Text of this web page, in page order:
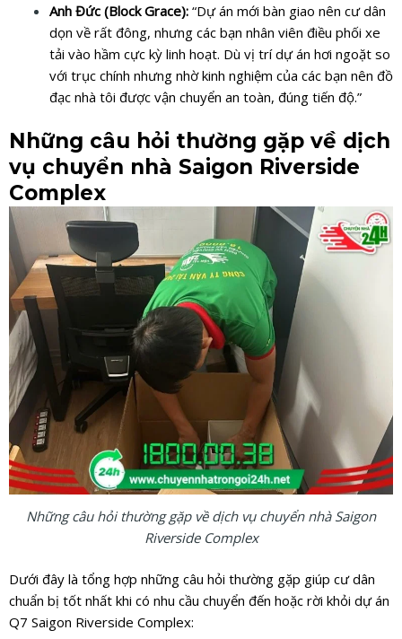
Anh Đức (Block Grace): “Dự án mới bàn giao nên cư dân
dọn về rất đông, nhưng các bạn nhân viên điều phối xe
tải vào hầm cực kỳ linh hoạt. Dù vị trí dự án hơi ngoặt so
với trục chính nhưng nhờ kinh nghiệm của các bạn nên đồ
đạc nhà tôi được vận chuyển an toàn, đúng tiến độ.”
Những câu hỏi thường gặp về dịch
vụ chuyển nhà Saigon Riverside
Complex
Những câu hỏi thường gặp về dịch vụ chuyển nhà Saigon
Riverside Complex
Dưới đây là tổng hợp những câu hỏi thường gặp giúp cư dân
chuẩn bị tốt nhất khi có nhu cầu chuyển đến hoặc rời khỏi dự án
Q7 Saigon Riverside Complex: